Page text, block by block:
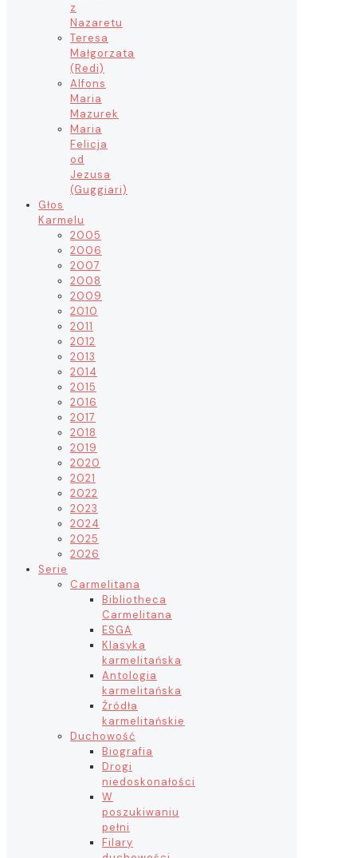
z
Nazaretu
Teresa
Małgorzata
(Redi)
Alfons
Maria
Mazurek
Maria
Felicja
od
Jezusa
(Guggiari)
Głos
Karmelu
2005
2006
2007
2008
2009
2010
2011
2012
2013
2014
2015
2016
2017
2018
2019
2020
2021
2022
2023
2024
2025
2026
Serie
Carmelitana
Bibliotheca
Carmelitana
ESGA
Klasyka
karmelitańska
Antologia
karmelitańska
Źródła
karmelitańskie
Duchowość
Biografia
Drogi
niedoskonałości
W
poszukiwaniu
pełni
Filary